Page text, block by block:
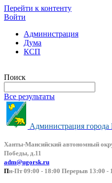
Перейти к контенту
Войти
Администрация
Дума
КСП
Поиск
Все результаты
Администрация города
Ханты-Мансийский автономный
Победы, д.11
adm@ugorsk.ru
Пн-Пт 09:00 - 18:00 Перерыв 13:00 -